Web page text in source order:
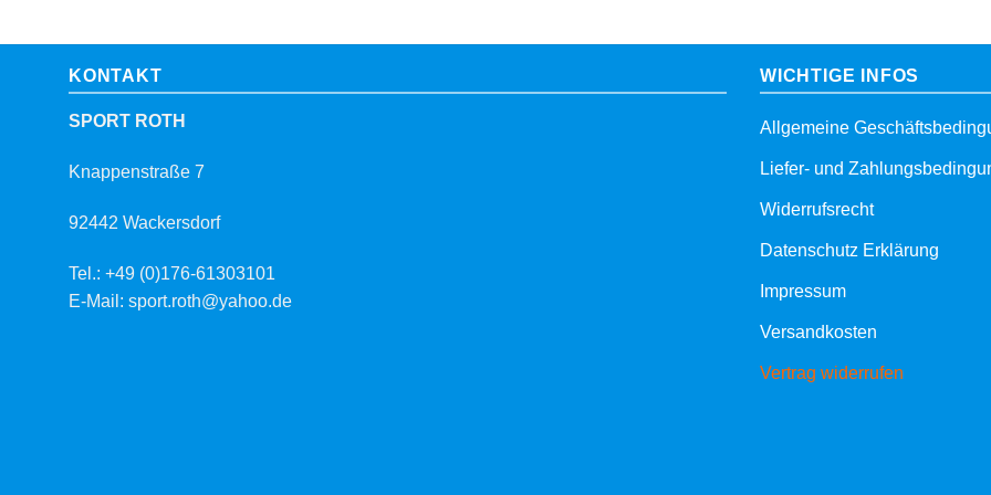
KONTAKT
SPORT ROTH
Knappenstraße 7
92442 Wackersdorf
Tel.: +49 (0)176-61303101
E-Mail: sport.roth@yahoo.de
WICHTIGE INFOS
Allgemeine
Liefer- und
Widerrufsrecht
Datenschutz Erklärung
Impressum
Versandkosten
Vertrag widerrufen